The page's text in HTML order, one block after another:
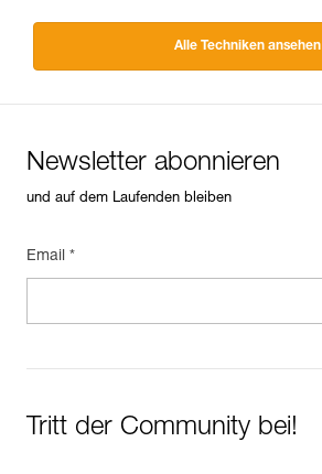
Alle Techniken ansehen
Newsletter abonnieren
und auf dem Laufenden bleiben
Email *
Tritt der Community bei!